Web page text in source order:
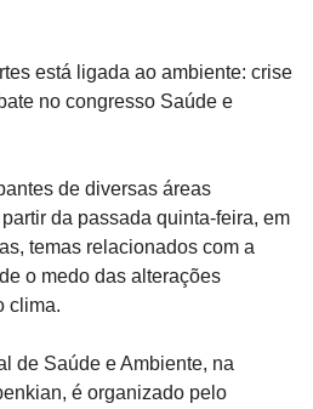
está ligada ao ambiente: crise
no congresso Saúde e
de diversas áreas
da passada quinta-feira, em
temas relacionados com a
o medo das alterações
clima.
de Saúde e Ambiente, na
é organizado pelo